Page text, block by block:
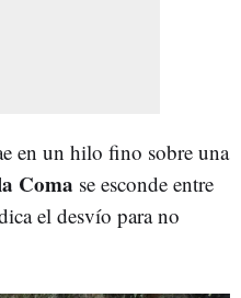
en un hilo fino sobre una
Coma se esconde entre
el desvío para no